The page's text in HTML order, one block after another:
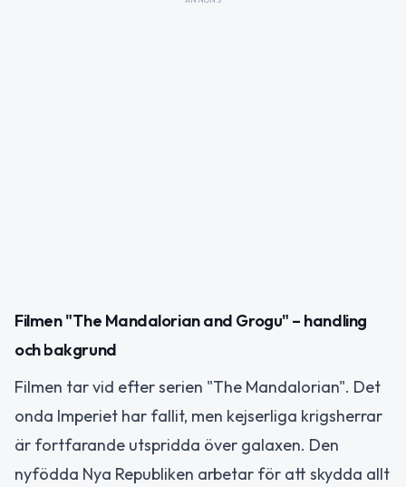
Filmen "The Mandalorian and Grogu" – handling
och bakgrund
Filmen tar vid efter serien "The Mandalorian". Det
onda Imperiet har fallit, men kejserliga krigsherrar
är fortfarande utspridda över galaxen. Den
nyfödda Nya Republiken arbetar för att skydda allt